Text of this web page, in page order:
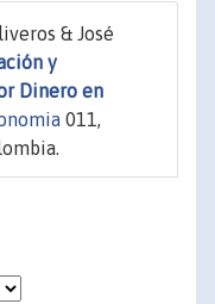
& José
y
Dinero en
011,